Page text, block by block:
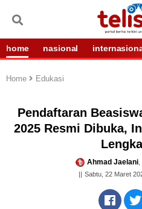
home nasional
Home Edukasi
Pendaftaran
2025 Resmi Dibuka,
Ahmad Jaelani
Sabtu, 22 Maret